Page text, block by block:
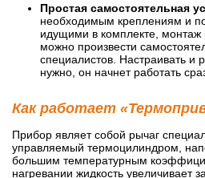
Простая самостоятельная
необходимым креплениям и
идущими в комплекте,
можно произвести
специалистов. Настраивать и
нужно, он начнет работать
Как работает
Прибор являет собой рычаг
управляемый термоцилиндром,
большим температурным
нагревании жидкость увеличивает